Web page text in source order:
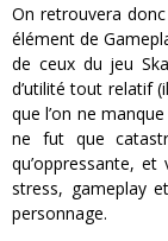
On retrouvera
élément de
de ceux du jeu
d’utilité tout relatif
que l’on ne
ne fut que
qu’oppressante,
stress, gameplay
personnage.